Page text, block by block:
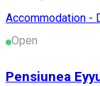
Accommodation -
Open
Pensiunea